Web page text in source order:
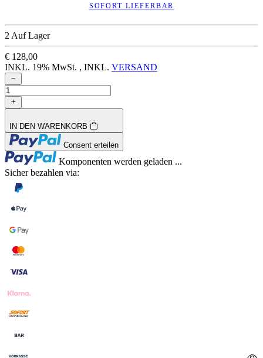
SOFORT LIEFERBAR
2 Auf Lager
€ 128,00
INKL. 19% MwSt. , INKL. VERSAND
IN DEN WARENKORB
Consent erteilen
Loading...
Komponenten werden geladen ...
Sicher bezahlen via: